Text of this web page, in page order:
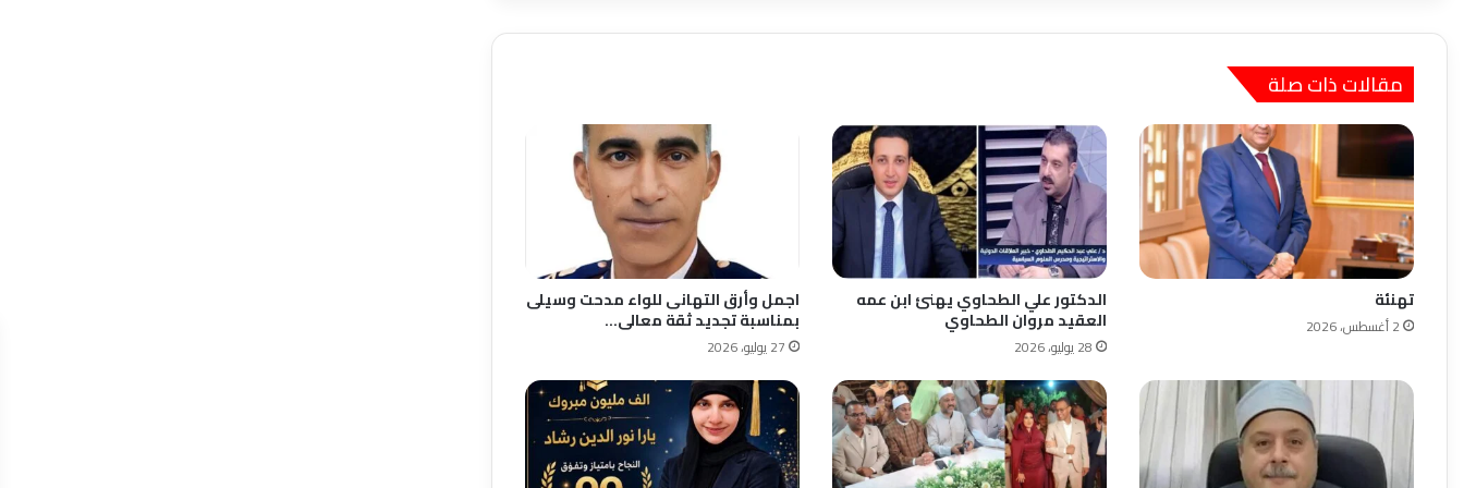
مقالات ذات صلة
تهنئة
2 أغسطس، 2026
الدكتور علي الطحاوي يهنئ ابن عمه
العقيد مروان الطحاوي
28 يوليو، 2026
اجمل وأرق التهانى للواء مدحت وسيلى
بمناسبة تجديد ثقة معالى…
27 يوليو، 2026